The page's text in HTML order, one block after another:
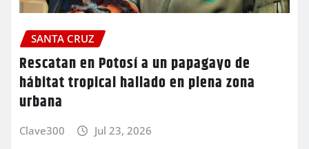
SANTA CRUZ
Rescatan en Potosí a un papagayo de
hábitat tropical hallado en plena zona
urbana
Clave300 Jul 23, 2026